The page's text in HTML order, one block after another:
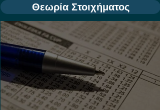
Θεωρία Στοιχήματος